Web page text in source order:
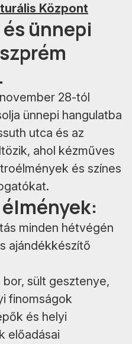
Központ
ünnepi
28-tól
ünnepi hangulatba
utca és az
ahol kézműves
és színes
minden hétvégén
ajándékkészítő
sült gesztenye,
finomságok
és helyi
előadásai